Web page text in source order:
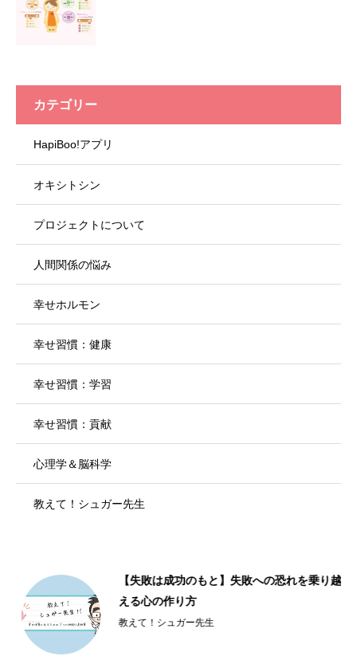
カテゴリー
HapiBoo!アプリ
オキシトシン
プロジェクトについて
人間関係の悩み
幸せホルモン
幸せ習慣：健康
幸せ習慣：学習
幸せ習慣：貢献
心理学＆脳科学
教えて！シュガー先生
【失敗は成功のもと】失敗への恐れを乗り越
える心の作り方
教えて！シュガー先生